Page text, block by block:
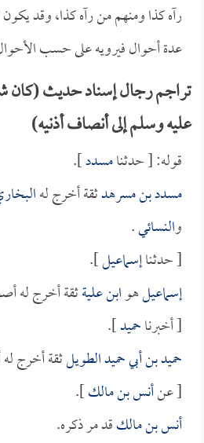
رآه كذا ومنهم من رآه كذا، وقد
عدة أحوال فيرويه على حسب
تراجم رجال إسناد حديث (كان
عليه وسلم إلى أنصاف أذنيه)
قوله: [ حدثنامسدد].
مسدد بن مسرهدثقة أخرج له
والنسائي.
[ حدثناإسماعيل].
إسماعيلهوابن عليةثقة أخرج له
[ أخبرناحميد].
حميد بن أبي حميد الطويلثقة أخرج
[ عنأنس بن مالك].
أنس بن مالكقد مر ذكره.